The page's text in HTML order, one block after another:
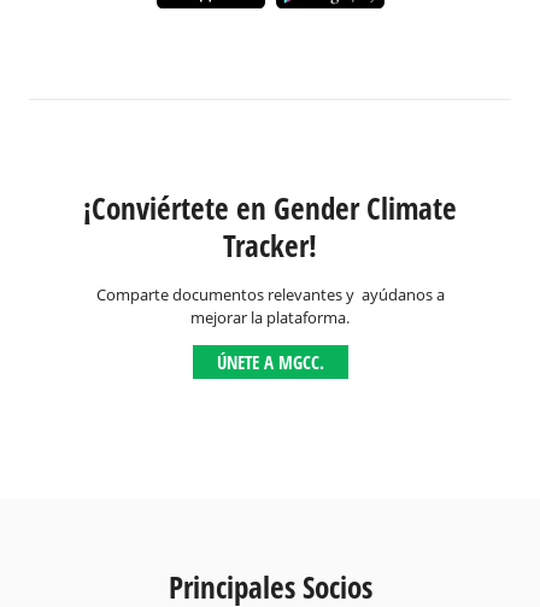
¡Conviértete en Gender Climate
Tracker!
Comparte documentos relevantes y ayúdanos a
mejorar la plataforma.
ÚNETE A MGCC.
Principales Socios